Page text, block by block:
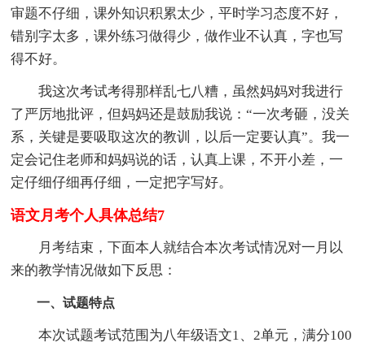
审题不仔细，课外知识积累太少，平时学习态度不好，
错别字太多，课外练习做得少，做作业不认真，字也写
得不好。
我这次考试考得那样乱七八糟，虽然妈妈对我进行
了严厉地批评，但妈妈还是鼓励我说：“一次考砸，没关
系，关键是要吸取这次的教训，以后一定要认真”。我一
定会记住老师和妈妈说的话，认真上课，不开小差，一
定仔细仔细再仔细，一定把字写好。
语文月考个人具体总结7
月考结束，下面本人就结合本次考试情况对一月以
来的教学情况做如下反思：
一、试题特点
本次试题考试范围为八年级语文1、2单元，满分100